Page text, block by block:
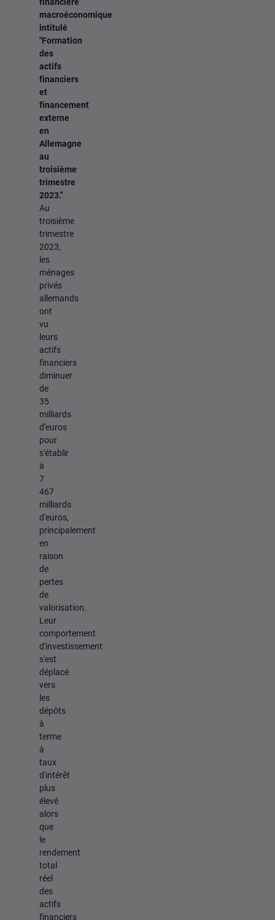
macroéconomique
intitulé
"Formation
des
actifs
financiers
et
financement
externe
en
Allemagne
au
troisième
trimestre
2023."
Au
troisième
trimestre
2023,
les
ménages
privés
allemands
ont
vu
leurs
actifs
financiers
diminuer
de
35
milliards
d'euros
pour
s'établir
à
7
467
milliards
d'euros,
principalement
en
raison
de
pertes
de
valorisation.
Leur
comportement
d'investissement
s'est
déplacé
vers
les
dépôts
à
terme
à
taux
d'intérêt
plus
élevé
alors
que
le
rendement
total
réel
des
actifs
financiers